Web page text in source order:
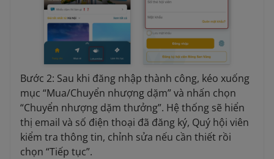
Bước 2: Sau khi đăng nhập thành công, kéo xuống
mục “Mua/Chuyển nhượng dặm” và nhấn chọn
“Chuyển nhượng dặm thưởng”. Hệ thống sẽ hiển
thị email và số điện thoại đã đăng ký, Quý hội viên
kiểm tra thông tin, chỉnh sửa nếu cần thiết rồi
chọn “Tiếp tục”.